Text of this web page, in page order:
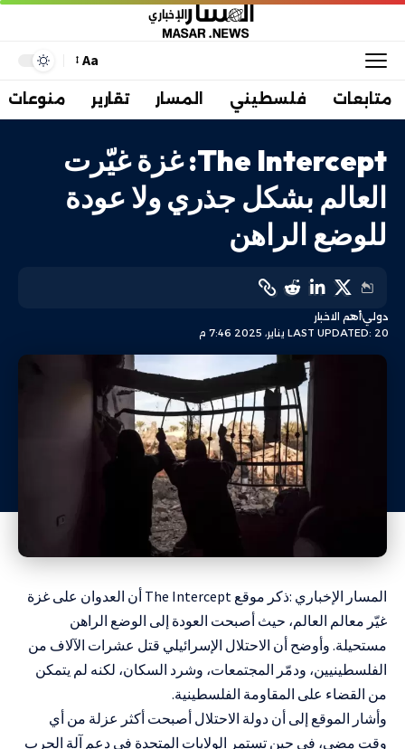
Aa
متابعات فلسطيني المسار تقارير منوعات
The Intercept: غزة غيّرت
العالم بشكل جذري ولا عودة
للوضع الراهن
LAST UPDATED: 20 يناير، 2025 7:46 م
دوليأهم الاخبار
المسار الإخباري :ذكر موقع The Intercept أن العدوان على غزة
غيّر معالم العالم، حيث أصبحت العودة إلى الوضع الراهن
مستحيلة. وأوضح أن الاحتلال الإسرائيلي قتل عشرات الآلاف من
الفلسطينيين، ودمّر المجتمعات، وشرد السكان، لكنه لم يتمكن
من القضاء على المقاومة الفلسطينية.
وأشار الموقع إلى أن دولة الاحتلال أصبحت أكثر عزلة من أي
وقت مضى، في حين تستمر الولايات المتحدة في دعم آلة الحرب